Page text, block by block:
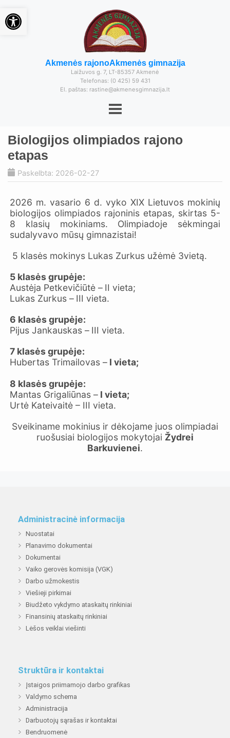
Akmenės rajonoAkmenės gimnazija
Laižuvos g. 7, LT-85357 Akmenė
Telefonas: (0 425) 59 431
El. paštas: rastine@akmenesgimnazija.lt
Biologijos olimpiados rajono
etapas
Paskelbta: 2026-02-27
2026 m. vasario 6 d. vyko XIX Lietuvos mokinių
biologijos olimpiados rajoninis etapas, skirtas 5-
8 klasių mokiniams. Olimpiadoje sėkmingai
sudalyvavo mūsų gimnazistai!
5 klasės mokinys Lukas Zurkus užėmė 3vietą.
5 klasės grupėje:
Austėja Petkevičiūtė – II vieta;
Lukas Zurkus – III vieta.
6 klasės grupėje:
Pijus Jankauskas – III vieta.
7 klasės grupėje:
Hubertas Trimailovas – I vieta;
8 klasės grupėje:
Mantas Grigaliūnas – I vieta;
Urtė Kateivaitė – III vieta.
Sveikiname mokinius ir dėkojame juos olimpiadai
ruošusiai biologijos mokytojai Žydrei
Barkuvienei.
Administracinė informacija
Nuostatai
Planavimo dokumentai
Dokumentai
Vaiko gerovės komisija (VGK)
Darbo užmokestis
Viešieji pirkimai
Biudžeto vykdymo ataskaitų rinkiniai
Finansinių ataskaitų rinkiniai
Lėšos veiklai viešinti
Struktūra ir kontaktai
Įstaigos priimamojo darbo grafikas
Valdymo schema
Administracija
Darbuotojų sąrašas ir kontaktai
Bendruomenė
Open toolbar